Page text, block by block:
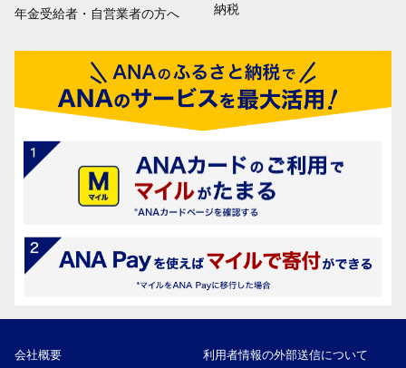
年金受給者・自営業者の方へ
納税
会社概要 利用者情報の外部送信について